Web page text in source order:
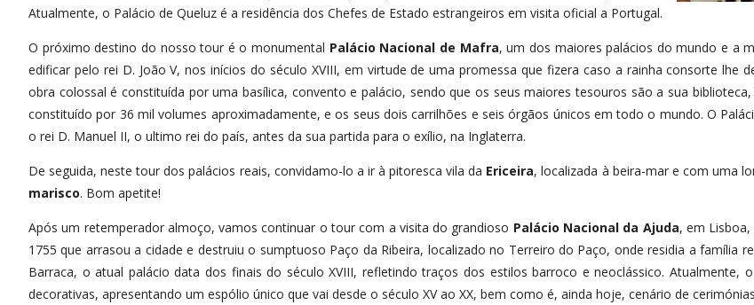
Atualmente, o Palácio de Queluz é a residência dos Chefes de Estado estrangeiros em visita oficial a Portugal.
O próximo destino do nosso tour é o monumental Palácio Nacional de Mafra, um dos maiores palácios do mundo e a
edificar pelo rei D. João V, nos inícios do século XVIII, em virtude de uma promessa que fizera caso a rainha consorte lhe
obra colossal é constituída por uma basílica, convento e palácio, sendo que os seus maiores tesouros são a sua
constituído por 36 mil volumes aproximadamente, e os seus dois carrilhões e seis órgãos únicos em todo o mundo. O
o rei D. Manuel II, o ultimo rei do país, antes da sua partida para o exílio, na Inglaterra.
De seguida, neste tour dos palácios reais, convidamo-lo a ir à pitoresca vila da Ericeira, localizada à beira-mar e com uma
marisco. Bom apetite!
Após um retemperador almoço, vamos continuar o tour com a visita do grandioso Palácio Nacional da Ajuda, em
1755 que arrasou a cidade e destruiu o sumptuoso Paço da Ribeira, localizado no Terreiro do Paço, onde residia a família
Barraca, o atual palácio data dos finais do século XVIII, refletindo traços dos estilos barroco e neoclássico.
decorativas, apresentando um espólio único que vai desde o século XV ao XX, bem como é, ainda hoje, cenário de